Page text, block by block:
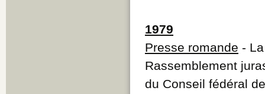
1979
Presse romande -
Rassemblement
du Conseil fédéral